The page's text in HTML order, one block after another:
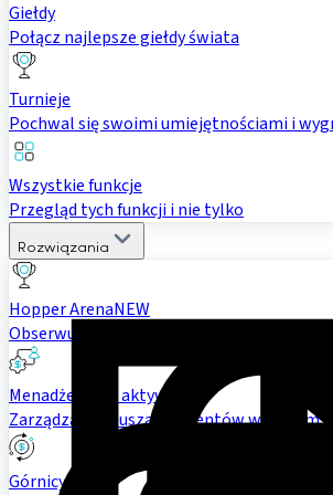
Giełdy
Połącz najlepsze giełdy świata
Turnieje
Pochwal się swoimi umiejętnościami i
Wszystkie funkcje
Przegląd tych funkcji i nie tylko
Rozwiązania
Hopper ArenaNEW
Obserwuj modele AI walczące na rynku
Menadżerowie aktywów
Zarządzaj funduszami klientów w jednym
Górnicy i PSP